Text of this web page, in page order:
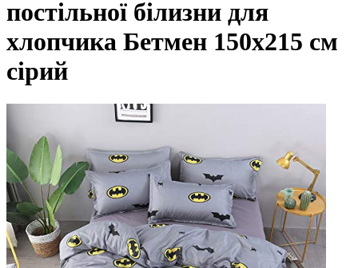
постільної білизни для
хлопчика Бетмен 150х215 см
сірий